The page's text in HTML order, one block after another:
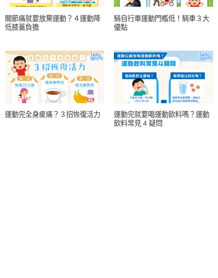
關節痛就要放棄運動？４運動降
低膝蓋負擔
騎自行車運動門檻低！騎車３大
優點
運動完全身痠痛？３招恢復活力
運動完就要喝運動飲料嗎？運動
飲料常見 4 疑問